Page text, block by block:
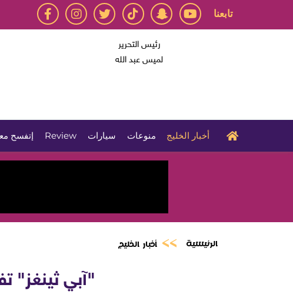
تابعنا
رئيس التحرير
لميس عبد الله
أخبار الخليج منوعات سيارات Review إتفسح
الرئيسية أخبار الخليج
"آبي ثينغز"